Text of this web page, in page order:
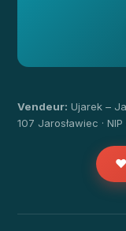
Vendeur: Ujarek –
107 Jarosławiec ·